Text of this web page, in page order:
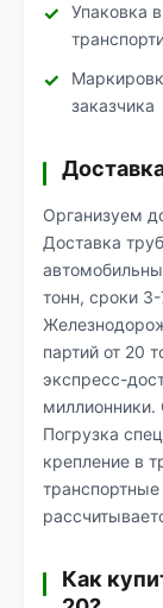
Упаковка
заказчика
Организуем
Доставка
тонн, сроки
партий от 20
экспресс-
миллионники.
Погрузка
крепление в
Как